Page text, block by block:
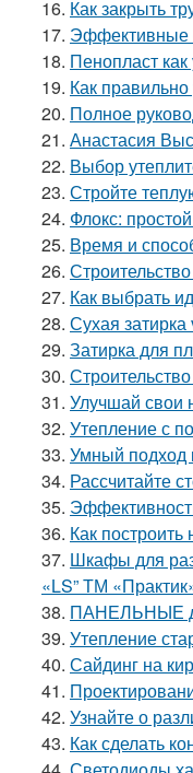
16. Как закрыть
17. Эффективные
18. Пенопласт как
19. Как
20. Полное
21. Анастасия
22. Выбор
23. Стройте
24. Флокс:
25. Время и
26.
27. Как выбрать
28. Сухая затирка
29. Затирка для
30.
31. Улучшай свои
32. Утепление с
33. Умный подход
34. Рассчитайте
35.
36. Как
37. Шкафы для
«LS” ТМ
38. ПАНЕЛЬНЫЕ
39. Утепление
40. Сайдинг на
41.
42. Узнайте о
43. Как сделать